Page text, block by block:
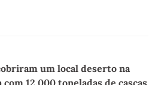
um local deserto na